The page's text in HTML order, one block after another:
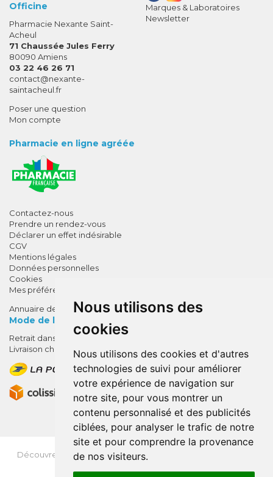
Nous utilisons des
cookies
Nous utilisons des cookies et d'autres
technologies de suivi pour améliorer
votre expérience de navigation sur
notre site, pour vous montrer un
contenu personnalisé et des publicités
ciblées, pour analyser le trafic de notre
site et pour comprendre la provenance
de nos visiteurs.
Officine
Pharmacie Nexante Saint-
Acheul
71 Chaussée Jules Ferry
80090 Amiens
03 22 46 26 71
contact-
@-
nexante-
saintacheul.fr
Poser une question
Mon compte
Marques & Laboratoires
Newsletter
Pharmacie en ligne agréée
Contactez-nous
Prendre un rendez-vous
Déclarer un effet indésirable
CGV
Mentions légales
Données personnelles
Cookies
Mes préférences Cookies
Annuaire des pharmacies
Mode de livraison
Retrait dans la pharmacie
Livraison chez vous
Découvrez OrdoFlash.fr (MonOrdo.fr)
SUR VOTRE 1ÈRE COMMANDE*
AVEC LE CODE
BIENVENUE10
* sans minimum d'achat , hors
médicaments et produits en offre,
utilisez le code au moment de la
validation du panier afin que la